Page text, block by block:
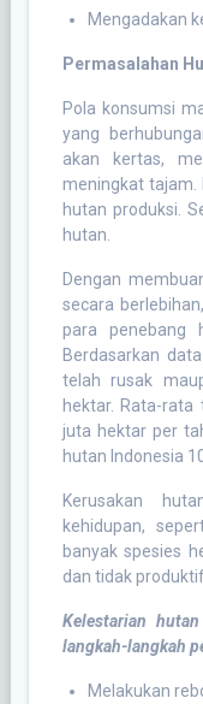
Mengadakan
Permasalahan
Pola konsumsi
yang
akan kertas,
meningkat tajam.
hutan produksi.
hutan.
Dengan
secara
para penebang
Berdasarkan
telah rusak
hektar. Rata-
juta hektar per
hutan Indonesia
Kerusakan
kehidupan,
banyak spesies
dan tidak
Kelestarian
langkah-langkah
Melakukan